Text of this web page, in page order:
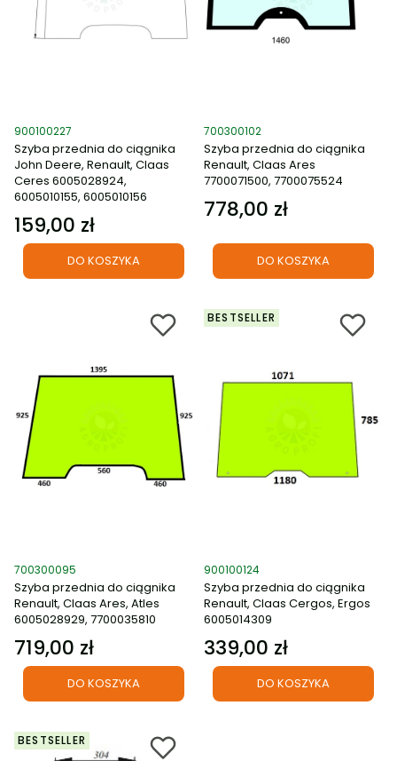
Kod produktu
900100227
Szyba przednia do ciągnika
John Deere, Renault, Claas
Ceres 6005028924,
6005010155, 6005010156
Cena
159,00 zł
DO KOSZYKA
Kod produktu
700300102
Szyba przednia do ciągnika
Renault, Claas Ares
7700071500, 7700075524
Cena
778,00 zł
DO KOSZYKA
Kod produktu
700300095
Szyba przednia do ciągnika
Renault, Claas Ares, Atles
6005028929, 7700035810
Cena
719,00 zł
DO KOSZYKA
BESTSELLER
Kod produktu
900100124
Szyba przednia do ciągnika
Renault, Claas Cergos, Ergos
6005014309
Cena
339,00 zł
DO KOSZYKA
BESTSELLER